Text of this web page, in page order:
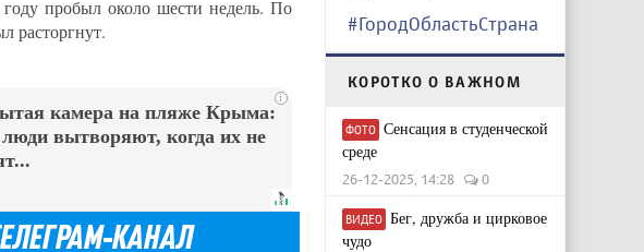
пробыл около шести недель. По
расторгнут.
i
камера на пляже Крыма:
вытворяют, когда их не
#ГородОбластьСтрана
КОРОТКО О ВАЖНОМ
ФОТО Сенсация в студенческой
среде
26-12-2025, 14:28 0
ВИДЕО Бег, дружба и цирковое
чудо